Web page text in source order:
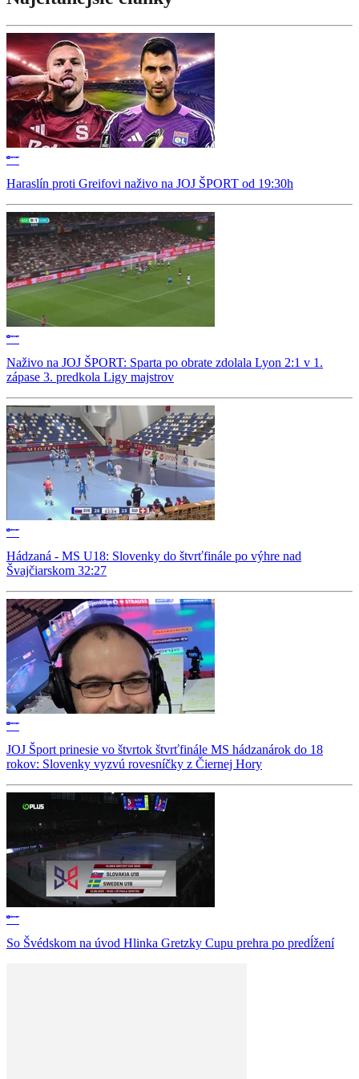
Haraslín proti Greifovi naživo na JOJ ŠPORT od 19:30h
Naživo na JOJ ŠPORT: Sparta po obrate zdolala Lyon 2:1 v 1.
zápase 3. predkola Ligy majstrov
Hádzaná - MS U18: Slovenky do štvrťfinále po výhre nad
Švajčiarskom 32:27
JOJ Šport prinesie vo štvrtok štvrťfinále MS hádzanárok do 18
rokov: Slovenky vyzvú rovesníčky z Čiernej Hory
So Švédskom na úvod Hlinka Gretzky Cupu prehra po predĺžení